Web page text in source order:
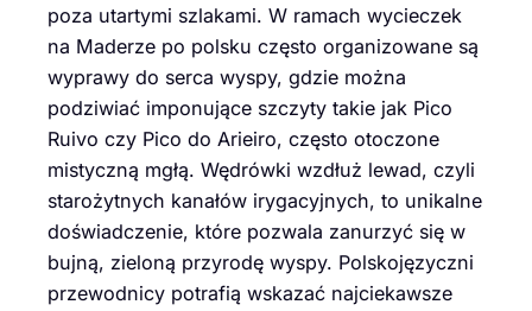
poza utartymi szlakami. W ramach wycieczek
na Maderze po polsku często organizowane są
wyprawy do serca wyspy, gdzie można
podziwiać imponujące szczyty takie jak Pico
Ruivo czy Pico do Arieiro, często otoczone
mistyczną mgłą. Wędrówki wzdłuż lewad, czyli
starożytnych kanałów irygacyjnych, to unikalne
doświadczenie, które pozwala zanurzyć się w
bujną, zieloną przyrodę wyspy. Polskojęzyczni
przewodnicy potrafią wskazać najciekawsze